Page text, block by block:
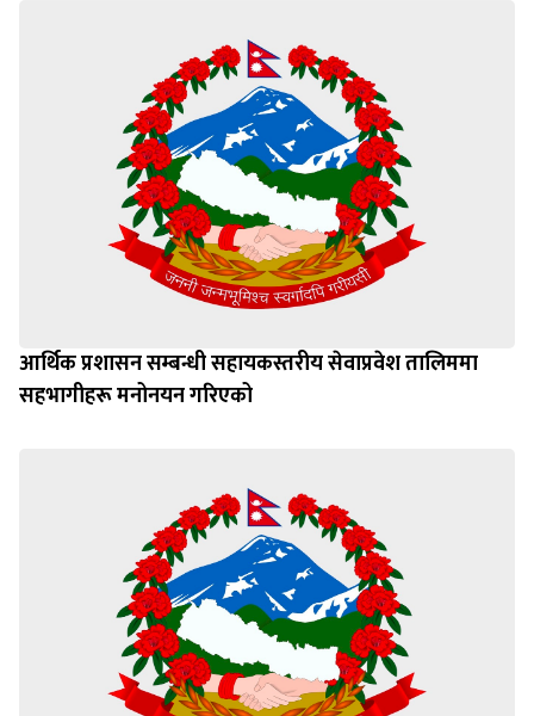
आर्थिक प्रशासन सम्बन्धी सहायकस्तरीय सेवाप्रवेश तालिममा
सहभागीहरू मनोनयन गरिएको